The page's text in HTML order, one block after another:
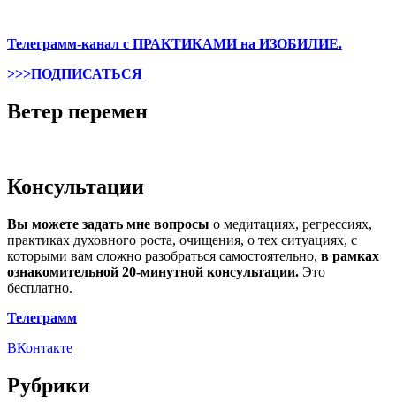
Телеграмм-канал с ПРАКТИКАМИ на ИЗОБИЛИЕ.
>>>ПОДПИСАТЬСЯ
Ветер перемен
Консультации
Вы можете задать мне вопросы о медитациях, регрессиях,
практиках духовного роста, очищения, о тех ситуациях, с
которыми вам сложно разобраться самостоятельно, в рамках
ознакомительной 20-минутной консультации. Это
бесплатно.
Телеграмм
ВКонтакте
Рубрики